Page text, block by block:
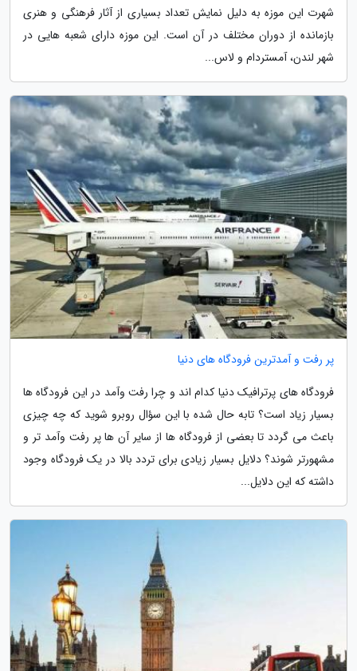
شهرت این موزه به دلیل نمایش تعداد بسیاری از آثار فرهنگی و هنری
بازمانده از دوران مختلف در آن است. این موزه دارای شعبه هایی در
شهر لندن، آمستردام و لاس...
پر رفت و آمدترین فرودگاه های دنیا
فرودگاه های پرترافیک دنیا کدام اند و چرا رفت وآمد در این فرودگاه ها
بسیار زیاد است؟ تابه حال شده با این سؤال روبرو شوید که چه چیزی
باعث می گردد تا بعضی از فرودگاه ها از سایر آن ها پر رفت وآمد تر و
مشهورتر شوند؟ دلایل بسیار زیادی برای تردد بالا در یک فرودگاه وجود
داشته که این دلایل...